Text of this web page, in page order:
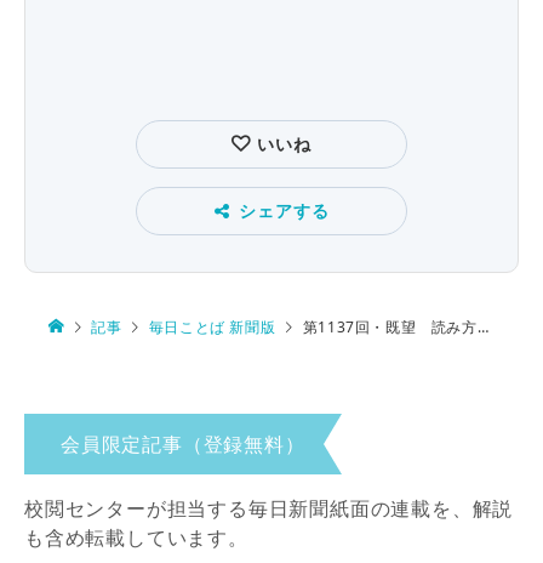
いいね
シェアする
記事 毎日ことば 新聞版 第1137回・既望 読み方は…
会員限定記事（登録無料）
校閲センターが担当する毎日新聞紙面の連載を、解説
も含め転載しています。